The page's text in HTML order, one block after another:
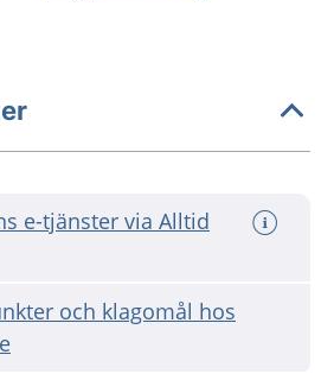
e-tjänster via Alltid
och klagomål hos